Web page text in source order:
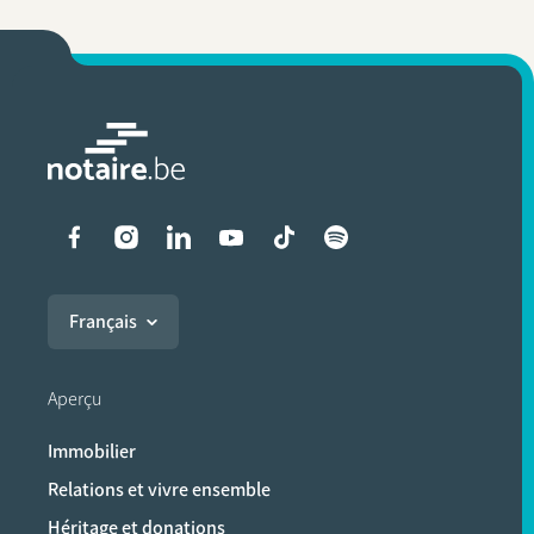
Liens vers les réseaux
Français
Aperçu
Immobilier
Relations et vivre ensemble
Héritage et donations